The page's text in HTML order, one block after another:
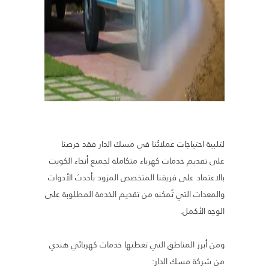
لتلبية احتياجات عملائنا في مسك الدار فقد حرصنا
على تقديم خدمات كهرباء متكاملة لجميع أنحاء الكويت
بالاعتماد على فريقنا المتخصص المزود بأحدث الأدوات
والمعدات التي تُمكنه من تقديم الخدمة المطلوبة على
الوجه الأكمل.
ومن أبرز المناطق التي تغطيها خدمات كهربائي هندي
من شركة مسك الدار: